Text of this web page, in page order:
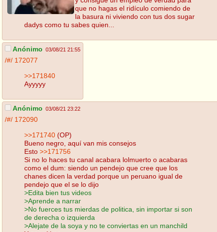
que no hagas el ridículo comiendo de
la basura ni viviendo con tus dos sugar
dadys como tu sabes quien...
Anónimo 03/08/21 21:55
/#/ 172077
>>171840
Ayyyyy
Anónimo 03/08/21 23:22
/#/ 172090
>>171740 (OP)
Bueno negro, aquí van mis consejos
Esto >>171756
Si no lo haces tu canal acabara lolmuerto o acabaras
como el dum: siendo un pendejo que cree que los
chanes dicen la verdad porque un peruano igual de
pendejo que el se lo dijo
>Edita bien tus videos
>Aprende a narrar
>No fuerces tus mierdas de politica, sin importar si son
de derecha o izquierda
>Alejate de la soya y no te conviertas en un manchild